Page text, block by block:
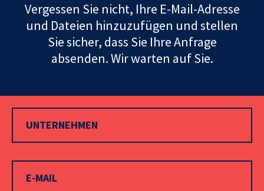
Vergessen Sie nicht, Ihre E-Mail-Adresse
und Dateien hinzuzufügen und stellen
Sie sicher, dass Sie Ihre Anfrage
absenden. Wir warten auf Sie.